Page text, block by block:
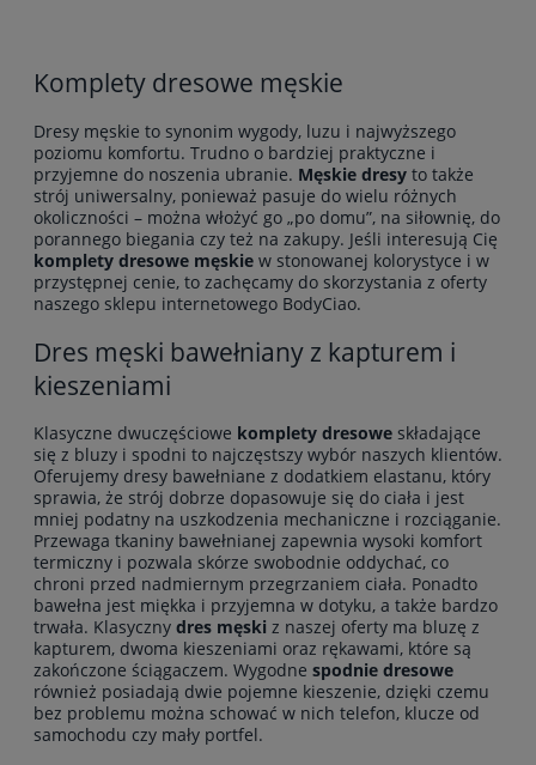
Komplety dresowe męskie
Dresy męskie to synonim wygody, luzu i najwyższego
poziomu komfortu. Trudno o bardziej praktyczne i
przyjemne do noszenia ubranie. Męskie dresy to także
strój uniwersalny, ponieważ pasuje do wielu różnych
okoliczności – można włożyć go „po domu”, na siłownię, do
porannego biegania czy też na zakupy. Jeśli interesują Cię
komplety dresowe męskie w stonowanej kolorystyce i w
przystępnej cenie, to zachęcamy do skorzystania z oferty
naszego sklepu internetowego BodyCiao.
Dres męski bawełniany z kapturem i
kieszeniami
Klasyczne dwuczęściowe komplety dresowe składające
się z bluzy i spodni to najczęstszy wybór naszych klientów.
Oferujemy dresy bawełniane z dodatkiem elastanu, który
sprawia, że strój dobrze dopasowuje się do ciała i jest
mniej podatny na uszkodzenia mechaniczne i rozciąganie.
Przewaga tkaniny bawełnianej zapewnia wysoki komfort
termiczny i pozwala skórze swobodnie oddychać, co
chroni przed nadmiernym przegrzaniem ciała. Ponadto
bawełna jest miękka i przyjemna w dotyku, a także bardzo
trwała. Klasyczny dres męski z naszej oferty ma bluzę z
kapturem, dwoma kieszeniami oraz rękawami, które są
zakończone ściągaczem. Wygodne spodnie dresowe
również posiadają dwie pojemne kieszenie, dzięki czemu
bez problemu można schować w nich telefon, klucze od
samochodu czy mały portfel.